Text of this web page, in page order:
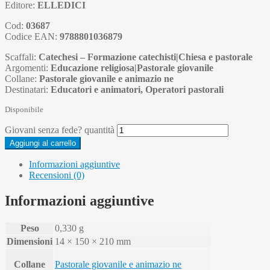
Editore: ELLEDICI
Cod: 03687
Codice EAN: 9788801036879
Scaffali: Catechesi – Formazione catechisti|Chiesa e pastorale
Argomenti: Educazione religiosa|Pastorale giovanile
Collane: Pastorale giovanile e animazio ne
Destinatari: Educatori e animatori, Operatori pastorali
Disponibile
Giovani senza fede? quantità
Aggiungi al carrello
Informazioni aggiuntive
Recensioni (0)
Informazioni aggiuntive
Peso
0,330 g
Dimensioni 14 × 150 × 210 mm
Collane Pastorale giovanile e animazio ne